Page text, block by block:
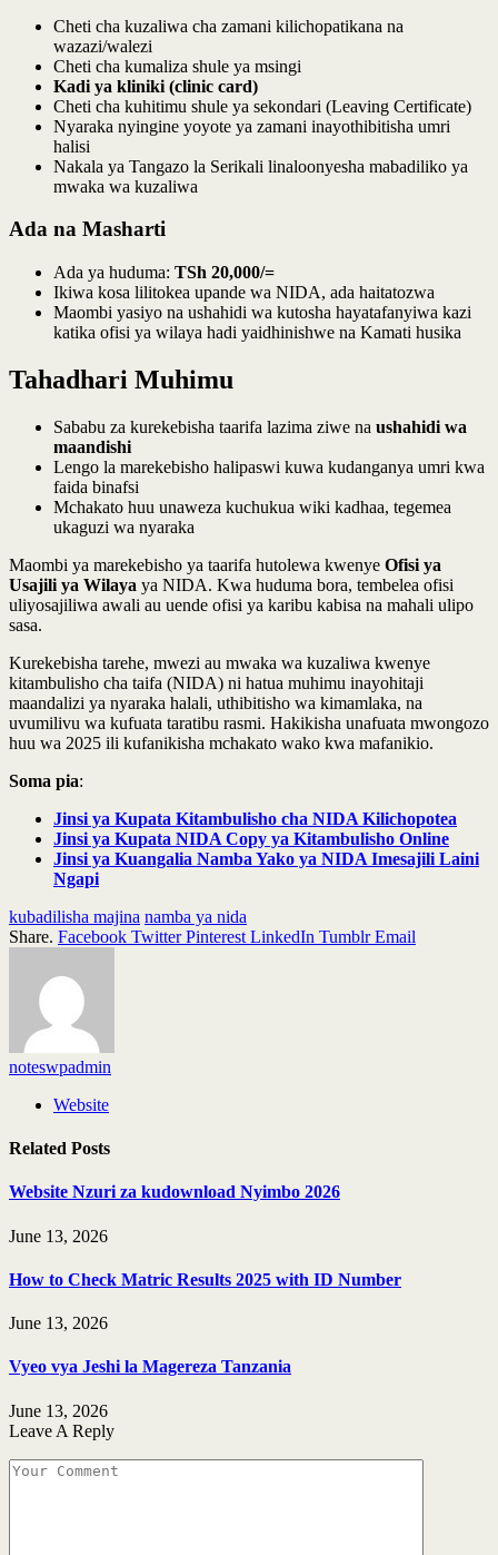
Cheti cha kuzaliwa cha zamani kilichopatikana na
wazazi/walezi
Cheti cha kumaliza shule ya msingi
Kadi ya kliniki (clinic card)
Cheti cha kuhitimu shule ya sekondari (Leaving Certificate)
Nyaraka nyingine yoyote ya zamani inayothibitisha umri
halisi
Nakala ya Tangazo la Serikali linaloonyesha mabadiliko ya
mwaka wa kuzaliwa
Ada na Masharti
Ada ya huduma: TSh 20,000/=
Ikiwa kosa lilitokea upande wa NIDA, ada haitatozwa
Maombi yasiyo na ushahidi wa kutosha hayatafanyiwa kazi
katika ofisi ya wilaya hadi yaidhinishwe na Kamati husika
Tahadhari Muhimu
Sababu za kurekebisha taarifa lazima ziwe na ushahidi wa
maandishi
Lengo la marekebisho halipaswi kuwa kudanganya umri kwa
faida binafsi
Mchakato huu unaweza kuchukua wiki kadhaa, tegemea
ukaguzi wa nyaraka
Maombi ya marekebisho ya taarifa hutolewa kwenye Ofisi ya
Usajili ya Wilaya ya NIDA. Kwa huduma bora, tembelea ofisi
uliyosajiliwa awali au uende ofisi ya karibu kabisa na mahali ulipo
sasa.
Kurekebisha tarehe, mwezi au mwaka wa kuzaliwa kwenye
kitambulisho cha taifa (NIDA) ni hatua muhimu inayohitaji
maandalizi ya nyaraka halali, uthibitisho wa kimamlaka, na
uvumilivu wa kufuata taratibu rasmi. Hakikisha unafuata mwongozo
huu wa 2025 ili kufanikisha mchakato wako kwa mafanikio.
Soma pia:
Jinsi ya Kupata Kitambulisho cha NIDA Kilichopotea
Jinsi ya Kupata NIDA Copy ya Kitambulisho Online
Jinsi ya Kuangalia Namba Yako ya NIDA Imesajili Laini
Ngapi
kubadilisha majina namba ya nida
Share. Facebook Twitter Pinterest LinkedIn Tumblr Email
noteswpadmin
Website
Related Posts
Website Nzuri za kudownload Nyimbo 2026
June 13, 2026
How to Check Matric Results 2025 with ID Number
June 13, 2026
Vyeo vya Jeshi la Magereza Tanzania
June 13, 2026
Leave A Reply